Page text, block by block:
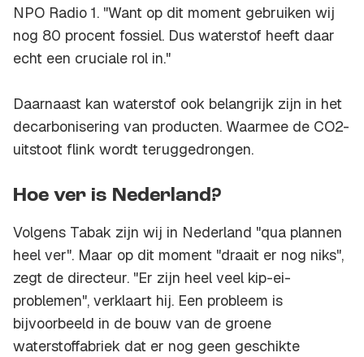
NPO Radio 1. "Want op dit moment gebruiken wij
nog 80 procent fossiel. Dus waterstof heeft daar
echt een cruciale rol in."
Daarnaast kan waterstof ook belangrijk zijn in het
decarbonisering van producten. Waarmee de CO2-
uitstoot flink wordt teruggedrongen.
Hoe ver is Nederland?
Volgens Tabak zijn wij in Nederland "qua plannen
heel ver". Maar op dit moment "draait er nog niks",
zegt de directeur. "Er zijn heel veel kip-ei-
problemen", verklaart hij. Een probleem is
bijvoorbeeld in de bouw van de groene
waterstoffabriek dat er nog geen geschikte